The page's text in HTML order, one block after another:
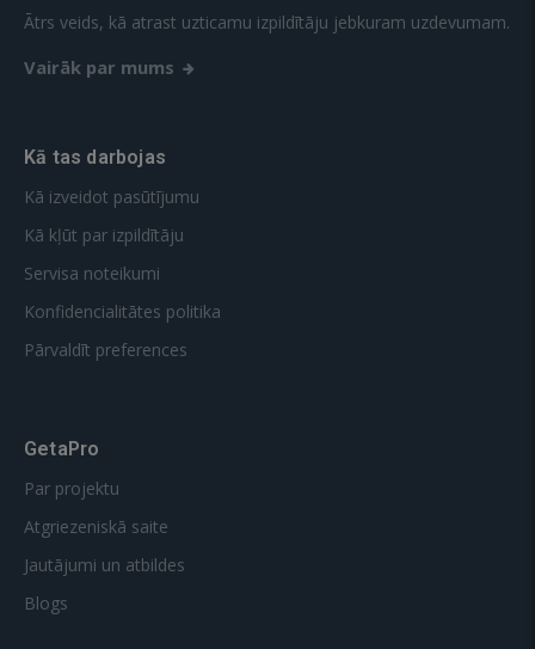
Ātrs veids, kā atrast uzticamu izpildītāju jebkuram uzdevumam.
Vairāk par mums
Kā tas darbojas
Kā izveidot pasūtījumu
Kā kļūt par izpildītāju
Servisa noteikumi
Konfidencialitātes politika
Pārvaldīt preferences
GetaPro
Par projektu
Atgriezeniskā saite
Jautājumi un atbildes
Blogs